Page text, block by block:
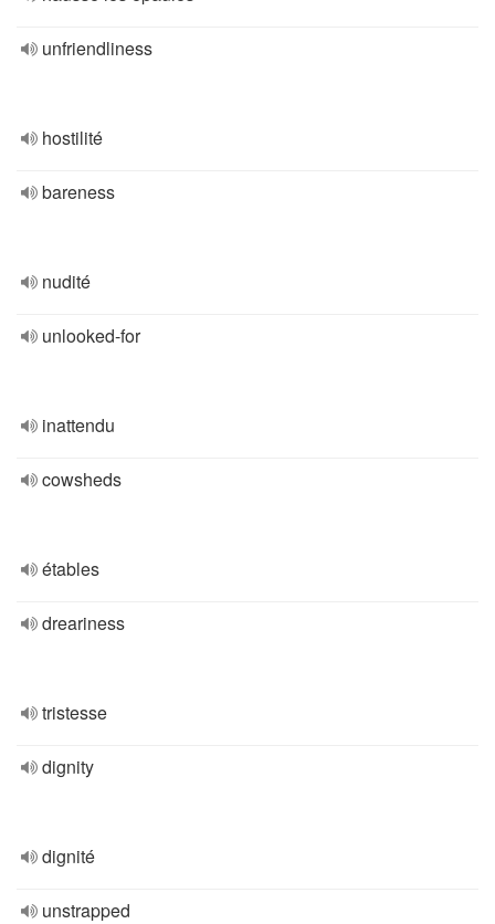
unfriendliness
hostilité
bareness
nudité
unlooked-for
inattendu
cowsheds
étables
dreariness
tristesse
dignity
dignité
unstrapped